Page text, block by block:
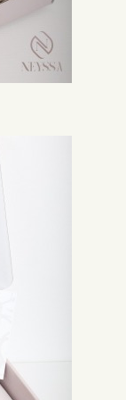
wie eine Mütze
Frau
die erst vor
und sich mit Hijabs
noch nicht
ihn aus?
Herbstoutfit ist ein
sollten Sie Platz
machen.
entsprechend